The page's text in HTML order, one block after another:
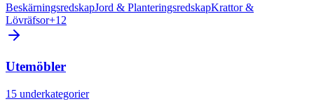
BeskärningsredskapJord & PlanteringsredskapKrattor &
Lövräfsor+12
Utemöbler
15 underkategorier